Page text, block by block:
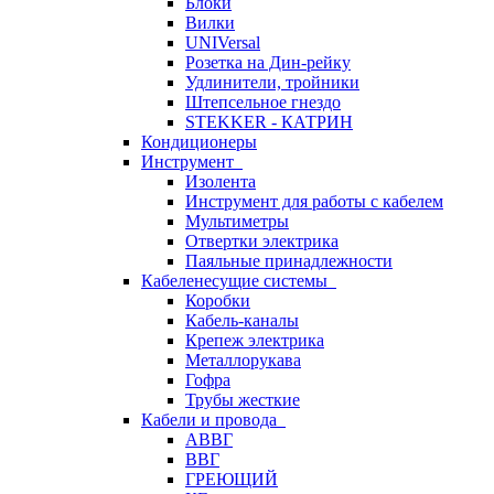
Вилки
UNIVersal
Розетка на Дин-рейку
Удлинители, тройники
Штепсельное гнездо
STEKKER - КАТРИН
Кондиционеры
Инструмент
Изолента
Инструмент для работы с кабелем
Мультиметры
Отвертки электрика
Паяльные принадлежности
Кабеленесущие системы
Коробки
Кабель-каналы
Крепеж электрика
Металлорукава
Гофра
Трубы жесткие
Кабели и провода
АВВГ
ВВГ
ГРЕЮЩИЙ